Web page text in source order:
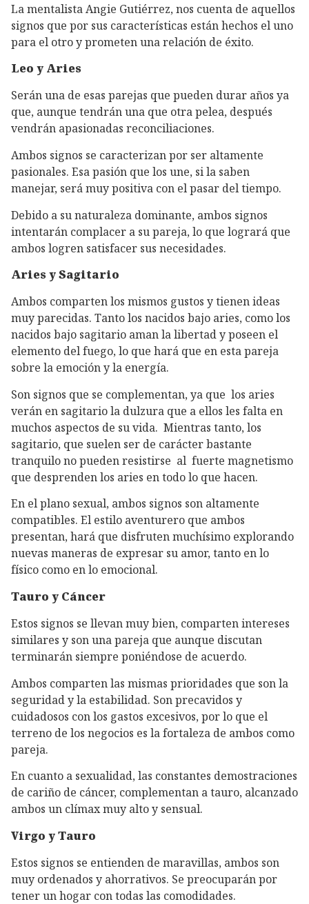
La mentalista Angie Gutiérrez, nos cuenta de aquellos
signos que por sus características están hechos el uno
para el otro y prometen una relación de éxito.
Leo y Aries
Serán una de esas parejas que pueden durar años ya
que, aunque tendrán una que otra pelea, después
vendrán apasionadas reconciliaciones.
Ambos signos se caracterizan por ser altamente
pasionales. Esa pasión que los une, si la saben
manejar, será muy positiva con el pasar del tiempo.
Debido a su naturaleza dominante, ambos signos
intentarán complacer a su pareja, lo que logrará que
ambos logren satisfacer sus necesidades.
Aries y Sagitario
Ambos comparten los mismos gustos y tienen ideas
muy parecidas. Tanto los nacidos bajo aries, como los
nacidos bajo sagitario aman la libertad y poseen el
elemento del fuego, lo que hará que en esta pareja
sobre la emoción y la energía.
Son signos que se complementan, ya que los aries
verán en sagitario la dulzura que a ellos les falta en
muchos aspectos de su vida. Mientras tanto, los
sagitario, que suelen ser de carácter bastante
tranquilo no pueden resistirse al fuerte magnetismo
que desprenden los aries en todo lo que hacen.
En el plano sexual, ambos signos son altamente
compatibles. El estilo aventurero que ambos
presentan, hará que disfruten muchísimo explorando
nuevas maneras de expresar su amor, tanto en lo
físico como en lo emocional.
Tauro y Cáncer
Estos signos se llevan muy bien, comparten intereses
similares y son una pareja que aunque discutan
terminarán siempre poniéndose de acuerdo.
Ambos comparten las mismas prioridades que son la
seguridad y la estabilidad. Son precavidos y
cuidadosos con los gastos excesivos, por lo que el
terreno de los negocios es la fortaleza de ambos como
pareja.
En cuanto a sexualidad, las constantes demostraciones
de cariño de cáncer, complementan a tauro, alcanzado
ambos un clímax muy alto y sensual.
Virgo y Tauro
Estos signos se entienden de maravillas, ambos son
muy ordenados y ahorrativos. Se preocuparán por
tener un hogar con todas las comodidades.